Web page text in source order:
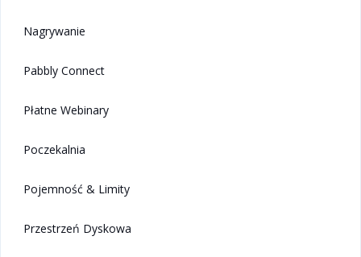
Nagrywanie
Pabbly Connect
Płatne Webinary
Poczekalnia
Pojemność & Limity
Przestrzeń Dyskowa